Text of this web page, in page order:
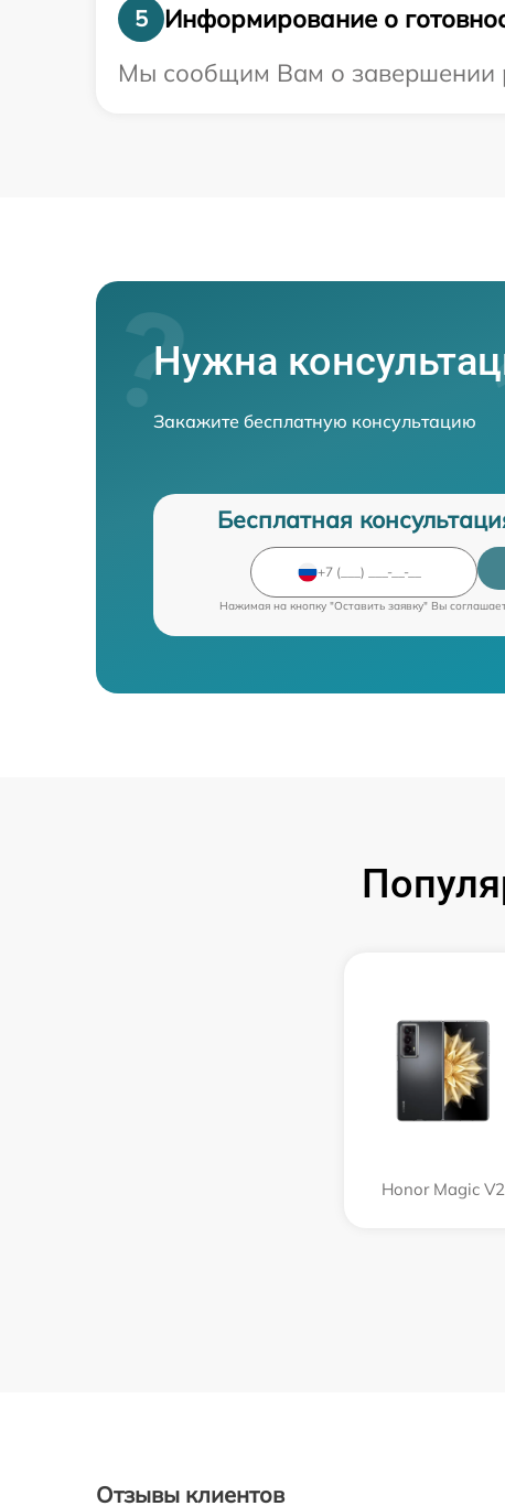
5
Информирование о
Мы сообщим Вам о завершении
Нужна
Закажите бесплатную консультацию
Бесплатная
Нажимая на кнопку "Оставить заявку" Вы
Honor Magic V2
Отзывы клиентов